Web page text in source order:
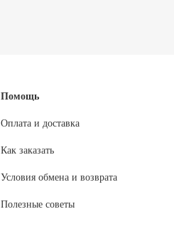
Помощь
Оплата и доставка
Как заказать
Условия обмена и возврата
Полезные советы